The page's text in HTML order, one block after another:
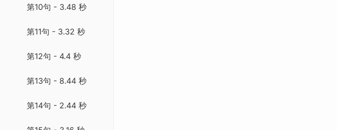
第10句 - 3.48 秒
第11句 - 3.32 秒
第12句 - 4.4 秒
第13句 - 8.44 秒
第14句 - 2.44 秒